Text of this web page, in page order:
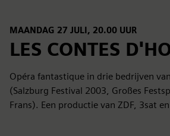
MAANDAG 27 JULI, 20.00 UUR
LES CONTES
Opéra fantastique in drie bedrijven
(Salzburg Festival 2003, Großes
Frans). Een productie van ZDF, 3sat